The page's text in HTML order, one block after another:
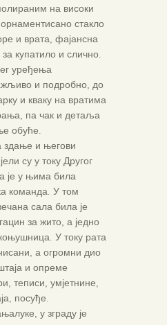
на високи
стакло
и врата, фајансна
купатило и слично.
уређења
и подробно, до
и кваку на вратима
па чак и детаља
обуће.
здање и његови
су у току Другог
је у њима била
команда. У том
сала била је
за жито, а једно
У току рата
а огромни дио
и опреме
теписи, умјетнине,
посуђе.
у зграду је